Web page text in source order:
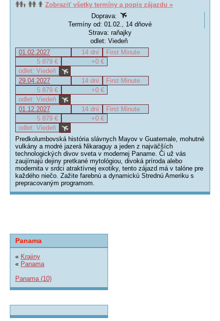
Zobraziť všetky termíny a popis zájazdu »
Doprava:
Termíny od: 01.02., 14 dňové
Strava: raňajky
odlet: Viedeň
01.02.2027
14 dní
First Minute
5 879 €
+0 €
odlet: Viedeň
29.04.2027
14 dní
First Minute
5 879 €
+0 €
odlet: Viedeň
01.12.2027
14 dní
First Minute
5 879 €
+0 €
odlet: Viedeň
Predkolumbovská história slávnych Mayov v Guatemale, mohutné
vulkány a modré jazerá Nikaraguy a jeden z najväčších
technologických divov sveta v modernej Paname. Či už vás
zaujímajú dejiny pretkané mytológiou, divoká príroda alebo
modernita v srdci atraktívnej exotiky, tento zájazd má v talóne pre
každého niečo. Zažite farebnú a dynamickú Strednú Ameriku s
prepracovaným programom.
Panama
« Krajiny
« Panama
Panama (10)